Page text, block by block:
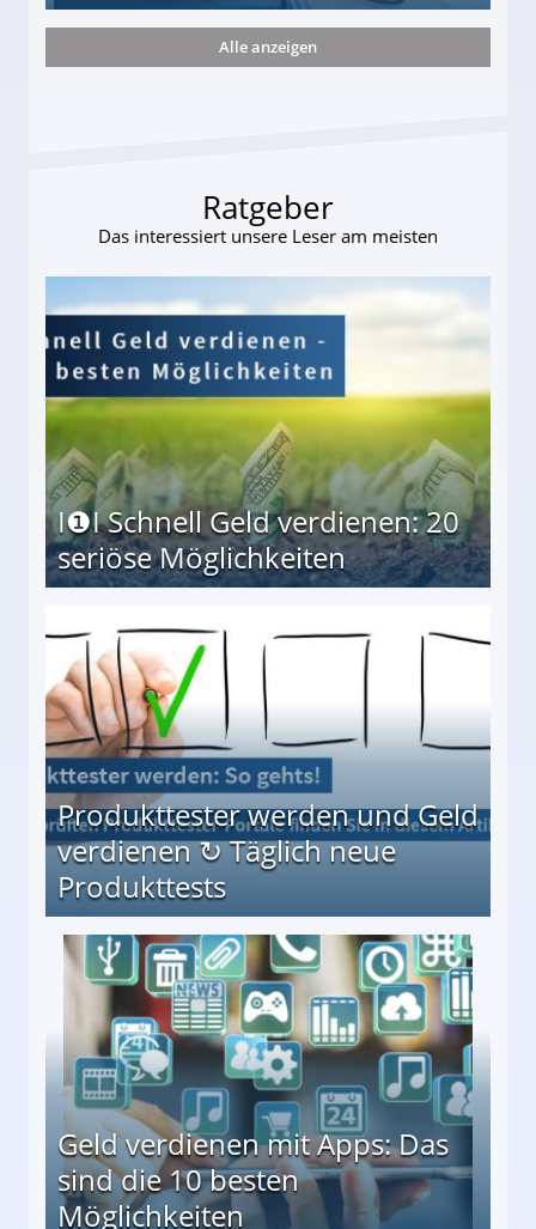
(34) in den finanziellen Ruin!
Alle anzeigen
Ratgeber
Das interessiert unsere Leser am meisten
I❶I Schnell Geld verdienen: 20
seriöse Möglichkeiten
Produkttester werden und Geld
verdienen ↻ Täglich neue
Produkttests
↻ Täglich neue Produkttests
Geld verdienen mit Apps: Das
sind die 10 besten
Möglichkeiten